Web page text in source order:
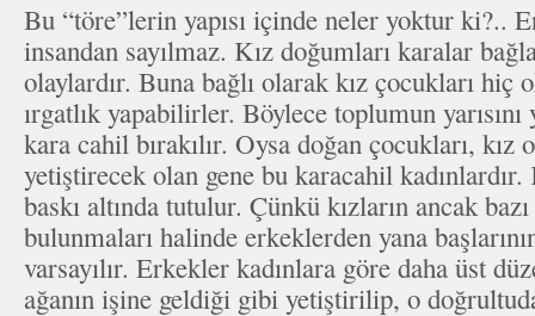
Bu “töre”lerin yapısı içinde neler yoktur ki?..
insandan sayılmaz. Kız doğumları karalar
olaylardır. Buna bağlı olarak kız çocukları hiç
ırgatlık yapabilirler. Böylece toplumun yarısını
kara cahil bırakılır. Oysa doğan çocukları, kız
yetiştirecek olan gene bu karacahil
baskı altında tutulur. Çünkü kızların ancak
bulunmaları halinde erkeklerden yana
varsayılır. Erkekler kadınlara göre daha üst
ağanın işine geldiği gibi yetiştirilip, o